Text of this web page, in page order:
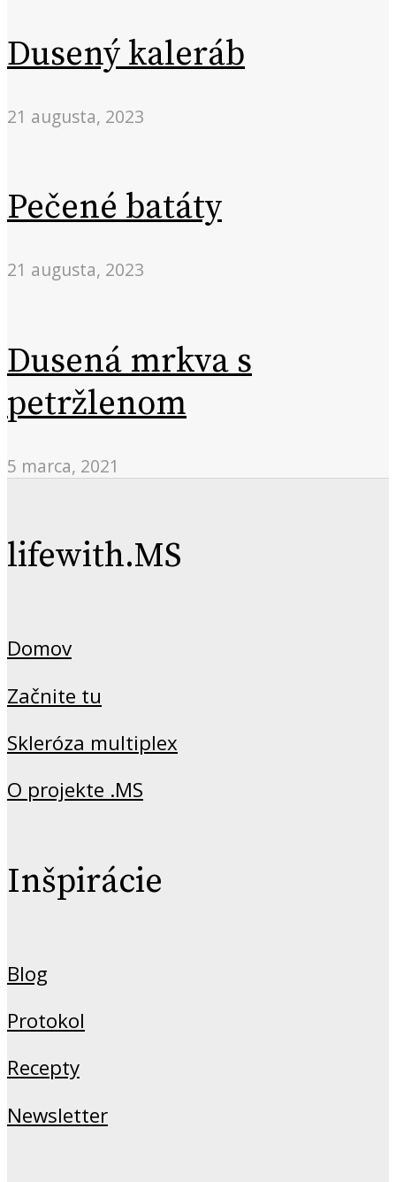
Dusený kaleráb
21 augusta, 2023
Pečené batáty
21 augusta, 2023
Dusená mrkva s
petržlenom
5 marca, 2021
lifewith.MS
Domov
Začnite tu
Skleróza multiplex
O projekte .MS
Inšpirácie
Blog
Protokol
Recepty
Newsletter